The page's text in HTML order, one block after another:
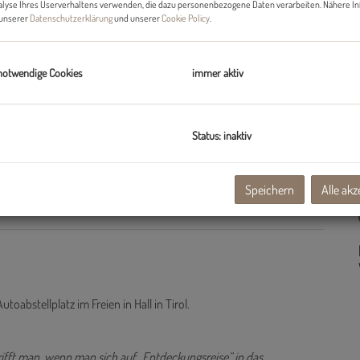
von oben
Ihres Userverhaltens verwenden, die dazu personenbezogene Daten verarbeiten. Nähere
Datenschutzerklärungund unsererCookie Policy.
Cookies immer aktiv
Status: inaktiv
Speichern Alle